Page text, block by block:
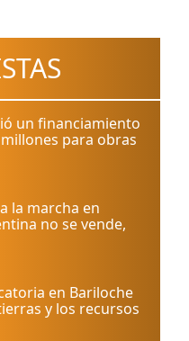
un financiamiento
para obras
la marcha en
no se vende,
en Bariloche
y los recursos